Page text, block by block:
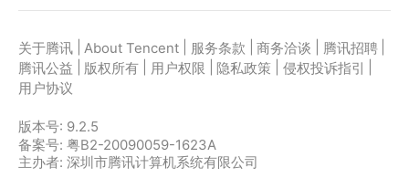
关于腾讯 About Tencent 服务条款 商务洽谈 腾讯招聘
腾讯公益
版权所有 用户权限 隐私政策 侵权投诉指引
用户协议
版本号: 9.2.5
备案号: 粤B2-20090059-1623A
主办者: 深圳市腾讯计算机系统有限公司